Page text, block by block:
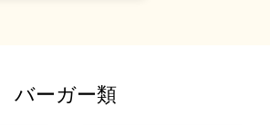
バーガー類